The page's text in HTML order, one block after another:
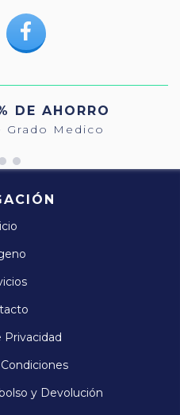
DE AHORRO
Grado Medico
Privacidad
y Devolución